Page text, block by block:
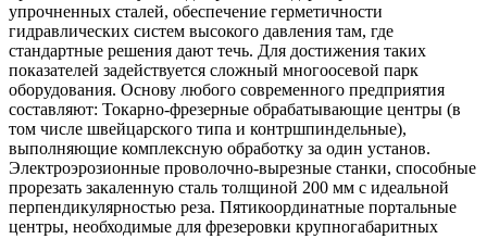
упрочненных сталей, обеспечение герметичности
гидравлических систем высокого давления там, где
стандартные решения дают течь. Для достижения таких
показателей задействуется сложный многоосевой парк
оборудования. Основу любого современного предприятия
составляют: Токарно-фрезерные обрабатывающие центры (в
том числе швейцарского типа и контршпиндельные),
выполняющие комплексную обработку за один установ.
Электроэрозионные проволочно-вырезные станки, способные
прорезать закаленную сталь толщиной 200 мм с идеальной
перпендикулярностью реза. Пятикоординатные портальные
центры, необходимые для фрезеровки крупногабаритных